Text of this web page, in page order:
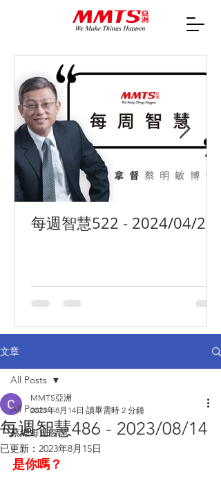
每週智慧522 - 2024/04/29
文章
All Posts
蔡總每週智慧
All Posts
每週智慧486 - 2023/08/14
MMTS亞洲
2023年8月14日 讀畢需時 2 分鐘
已更新： 2023年8月15日
是你嗎？